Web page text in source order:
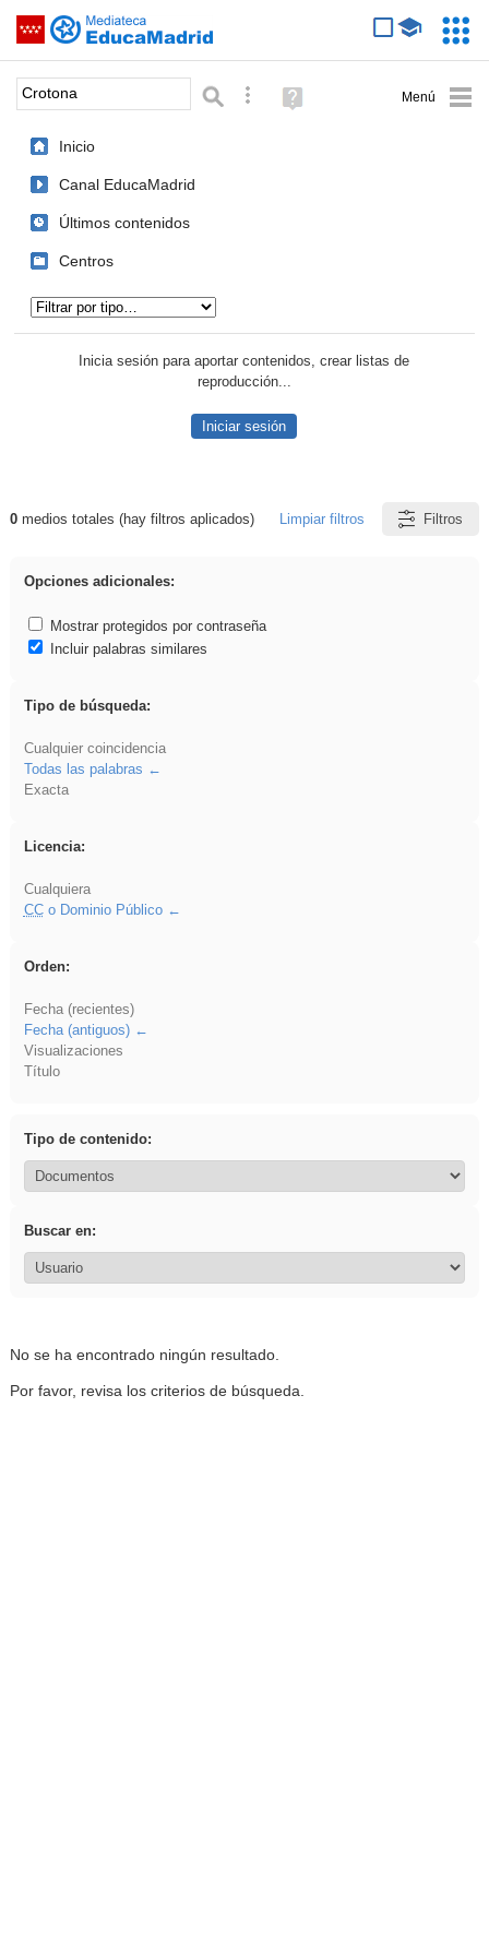
Saltar navegación
Palabra o frase: Búsqueda avanzada
Ayuda
(en
Inicio
Canal EducaMadrid
Últimos contenidos
Centros
Inicia sesión para aportar contenidos, crear listas de
reproducción...
Iniciar sesión
Resultados de: Crotona
0medios totales (hay filtros aplicados) Limpiar filtros Filtros
Opciones adicionales:
Mostrar protegidos por contraseña
Incluir palabras similares
Tipo de búsqueda:
Cualquier coincidencia
Todas las palabras
Exacta
Licencia:
Cualquiera
CCo Dominio Público
Orden:
Fecha (recientes)
Fecha (antiguos)
Visualizaciones
Título
Tipo de contenido:
Buscar en:
No se ha encontrado ningún resultado.
Por favor, revisa los criterios de búsqueda.